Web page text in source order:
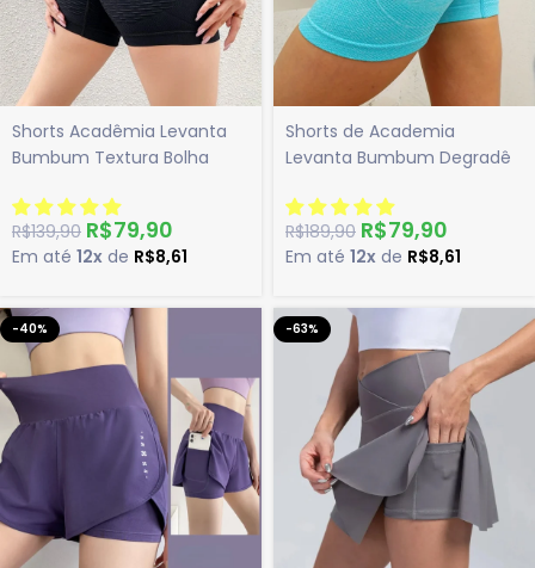
Shorts Acadêmia Levanta
Bumbum Textura Bolha
R$139,90 R$79,90
Em até 12x de R$8,61
Shorts de Academia
Levanta Bumbum Degradê
R$189,90 R$79,90
Em até 12x de R$8,61
-40% -63%